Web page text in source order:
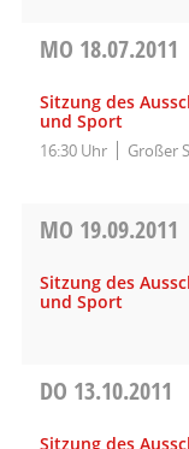
MO 18.07.2011
Sitzung des
und Sport
16:30 Uhr Großer
MO 19.09.2011
Sitzung des
und Sport
DO 13.10.2011
Sitzung des